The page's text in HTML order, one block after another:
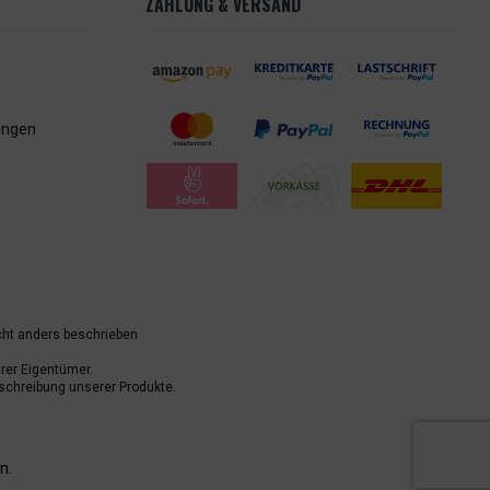
anders beschrieben
Eigentümer.
unserer Produkte.